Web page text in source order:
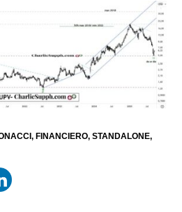
FINANCIERO STANDALONE